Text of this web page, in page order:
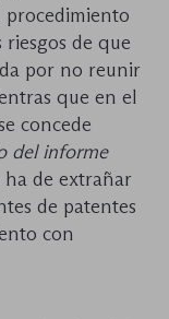
procedimiento
de que
por no reunir
que en el
concede
del informe
ha de extrañar
de patentes
con